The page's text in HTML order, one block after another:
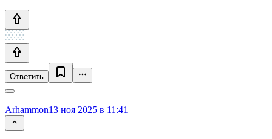
Ответить
Arhammon13 ноя 2025 в 11:41